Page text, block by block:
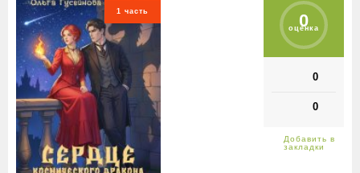
1 часть 0
оценка
0
0